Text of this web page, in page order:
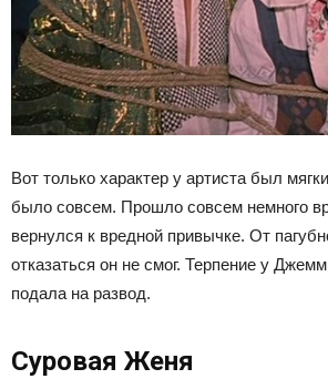
Вот только характер у артиста был
было совсем. Прошло совсем немного
вернулся к вредной привычке. От
отказаться он не смог. Терпение у
подала на развод.
Суровая Женя